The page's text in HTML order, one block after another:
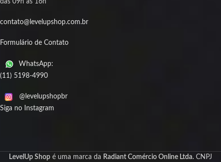
das 09h as 16h
contato@levelupshop.com.br
Formulário de Contato
WhatsApp:
(11) 5198-4990
@levelupshopbr
Siga no Instagram
LevelUp Shop é uma marca da Radiant Comércio Online Ltda. CNPJ